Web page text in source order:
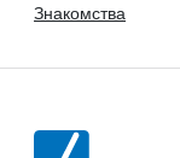
Знакомства